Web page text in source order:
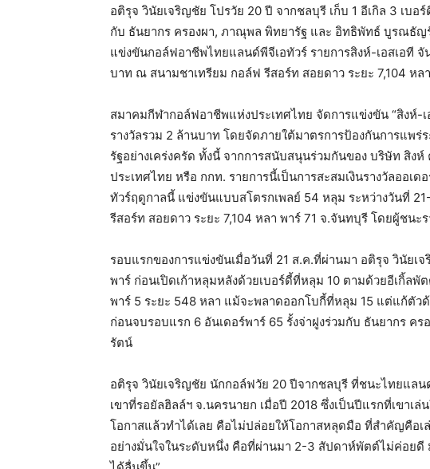
อติรุจ วินัยเจริญชัย โปรวัย 20 ปี จากชลบุรี เก็บ 1 อีเกิล 3 เบ
กับ ธันยากร ครองผา, ภาณุพล พิทยารัฐ และ อิทธิพัทธ์ บูรณธัญ
แข่งขันกอล์ฟอาชีพไทยแลนด์พีจีเอทัวร์ รายการสิงห์-เอสเอที
บาท ณ สนามชาเทรียม กอล์ฟ รีสอร์ท สอยดาว ระยะ 7,104 หล
สมาคมกีฬากอล์ฟอาชีพแห่งประเทศไทย จัดการแข่งขัน “สิงห์-
รางวัลรวม 2 ล้านบาท โดยจัดภายใต้มาตรการป้องกันการแพ
รัฐอย่างเคร่งครัด ทั้งนี้ จากการสนับสนุนร่วมกันของ บริษัท สิง
ประเทศไทย หรือ กกท. รายการนี้เป็นการสะสมเงินรางวัลออเ
ทัวร์ฤดูกาลนี้ แข่งขันแบบสโตรกเพลย์ 54 หลุม ระหว่างวันที่
รีสอร์ท สอยดาว ระยะ 7,104 หลา พาร์ 71 จ.จันทบุรี โดยผู้ชนะ
รอบแรกของการแข่งขันเมื่อวันที่ 21 ส.ค.ที่ผ่านมา อติรุจ วินัยเ
พาร์ ก่อนเปิดเก้าหลุมหลังด้วยเบอร์ดี้ที่หลุม 10 ตามด้วยอีเกิ้ล
พาร์ 5 ระยะ 548 หลา แม้จะพลาดออกโบกี้ที่หลุม 15 แต่แก้ตัว
ก่อนจบรอบแรก 6 อันเดอร์พาร์ 65 รั้งจ่าฝูงร่วมกับ ธันยากร
รัตน์
อติรุจ วินัยเจริญชัย นักกอล์ฟวัย 20 ปีจากชลบุรี ที่ชนะไทยแลน
เขาที่รอยัลฮิลล์ฯ จ.นครนายก เมื่อปี 2018 ซึ่งเป็นปีแรกที่เขาเ
โอกาสแล้วทำได้เลย คือไม่ปล่อยให้โอกาสหลุดมือ ที่สำคัญคือ
อย่างมั่นใจในระดับหนึ่ง คือที่ผ่านมา 2-3 สัปดาห์พัตต์ไม่ค่อย